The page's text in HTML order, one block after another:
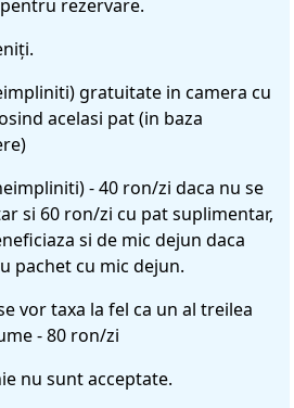
rezervare.
gratuitate in camera cu
acelasi pat (in baza
- 40 ron/zi daca nu se
si 60 ron/zi cu pat suplimentar,
si de mic dejun daca
pachet cu mic dejun.
vor taxa la fel ca un al treilea
- 80 ron/zi
nu sunt acceptate.